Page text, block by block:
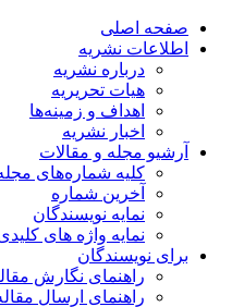
صفحه اصلی
اطلاعات نشریه
درباره نشریه
هیات تحریریه
اهداف و زمینه‌ها
اخبار نشریه
آرشیو مجله و مقالات
کلیه شماره‌های مجله
آخرین شماره
نمایه نویسندگان
نمایه واژه های کلیدی
برای نویسندگان
راهنمای نگارش مقاله
راهنمای ارسال مقاله